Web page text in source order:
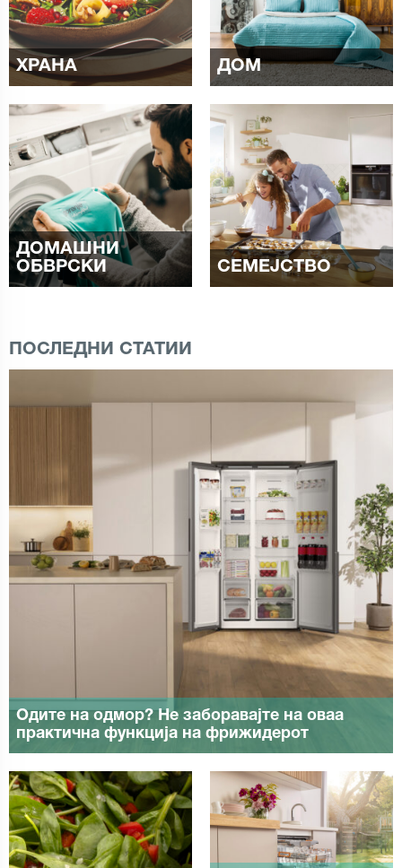
ХРАНА ДОМ
ДОМАШНИ
ОБВРСКИ
СЕМЕЈСТВО
ПОСЛЕДНИ СТАТИИ
Одите на одмор? Не заборавајте на оваа
практична функција на фрижидерот